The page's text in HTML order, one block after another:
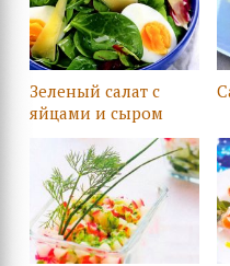
Зеленый салат с
яйцами и сыром